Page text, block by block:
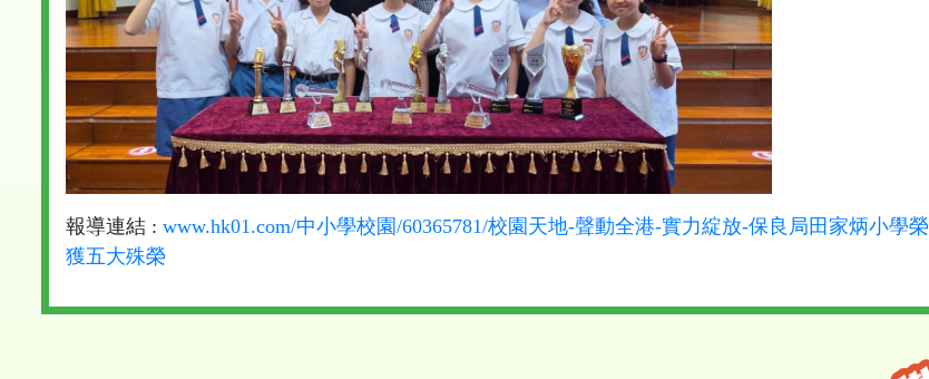
報導連結 : www.hk01.com/中小學校園/60365781/校園天地-聲動全港-實力綻放-保良局田家炳小學榮
獲五大殊榮